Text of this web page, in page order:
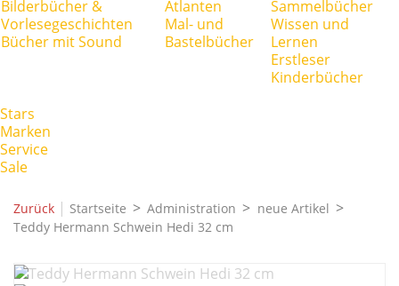
Bilderbücher &
Vorlesegeschichten
Bücher mit Sound
Atlanten
Mal- und
Bastelbücher
Sammelbücher
Wissen und
Lernen
Erstleser
Kinderbücher
Stars
Marken
Service
Sale
Zurück | Startseite Administration
neue Artikel
Teddy Hermann Schwein Hedi 32 cm